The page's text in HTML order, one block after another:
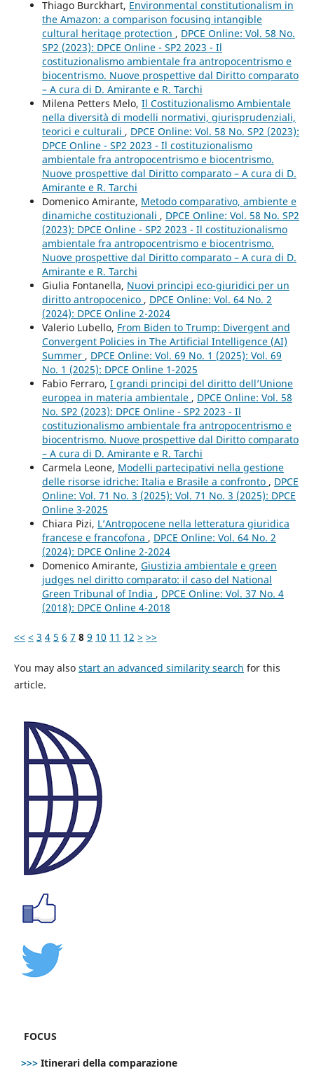
Thiago Burckhart, Environmental constitutionalism in
the Amazon: a comparison focusing intangible
cultural heritage protection , DPCE Online: Vol. 58 No.
SP2 (2023): DPCE Online - SP2 2023 - Il
costituzionalismo ambientale fra antropocentrismo e
biocentrismo. Nuove prospettive dal Diritto comparato
– A cura di D. Amirante e R. Tarchi
Milena Petters Melo, Il Costituzionalismo Ambientale
nella diversità di modelli normativi, giurisprudenziali,
teorici e culturali , DPCE Online: Vol. 58 No. SP2 (2023):
DPCE Online - SP2 2023 - Il costituzionalismo
ambientale fra antropocentrismo e biocentrismo.
Nuove prospettive dal Diritto comparato – A cura di D.
Amirante e R. Tarchi
Domenico Amirante, Metodo comparativo, ambiente e
dinamiche costituzionali , DPCE Online: Vol. 58 No. SP2
(2023): DPCE Online - SP2 2023 - Il costituzionalismo
ambientale fra antropocentrismo e biocentrismo.
Nuove prospettive dal Diritto comparato – A cura di D.
Amirante e R. Tarchi
Giulia Fontanella, Nuovi principi eco-giuridici per un
diritto antropocenico , DPCE Online: Vol. 64 No. 2
(2024): DPCE Online 2-2024
Valerio Lubello, From Biden to Trump: Divergent and
Convergent Policies in The Artificial Intelligence (AI)
Summer , DPCE Online: Vol. 69 No. 1 (2025): Vol. 69
No. 1 (2025): DPCE Online 1-2025
Fabio Ferraro, I grandi principi del diritto dell’Unione
europea in materia ambientale , DPCE Online: Vol. 58
No. SP2 (2023): DPCE Online - SP2 2023 - Il
costituzionalismo ambientale fra antropocentrismo e
biocentrismo. Nuove prospettive dal Diritto comparato
– A cura di D. Amirante e R. Tarchi
Carmela Leone, Modelli partecipativi nella gestione
delle risorse idriche: Italia e Brasile a confronto , DPCE
Online: Vol. 71 No. 3 (2025): Vol. 71 No. 3 (2025): DPCE
Online 3-2025
Chiara Pizi, L’Antropocene nella letteratura giuridica
francese e francofona , DPCE Online: Vol. 64 No. 2
(2024): DPCE Online 2-2024
Domenico Amirante, Giustizia ambientale e green
judges nel diritto comparato: il caso del National
Green Tribunal of India , DPCE Online: Vol. 37 No. 4
(2018): DPCE Online 4-2018
<< < 3 4 5 6 7 8 9 10 11 12 > >>
You may also start an advanced similarity search for this
article.
FOCUS
>>> Itinerari della comparazione